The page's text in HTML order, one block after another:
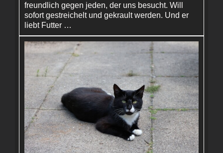
freundlich gegen jeden, der uns besucht. Will
sofort gestreichelt und gekrault werden. Und er
liebt Futter …